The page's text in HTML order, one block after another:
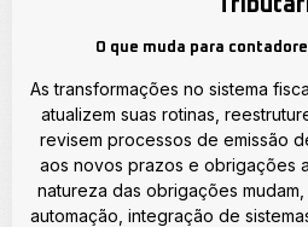
O que muda para
As transformações no sistema
atualizem suas rotinas,
revisem processos de emissão
aos novos prazos e obrigações
natureza das obrigações
automação, integração de